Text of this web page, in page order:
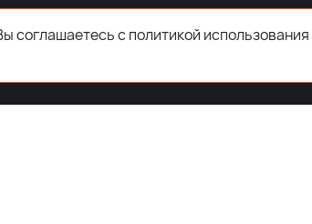
с политикой